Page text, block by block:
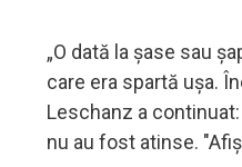
„O dată la șase sau
care era spartă ușa.
Leschanz a
nu au fost atinse.